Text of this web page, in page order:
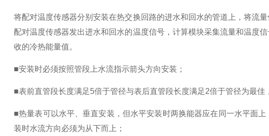
将配对温度传感器分别安装在热交换回路的进水和回水的管道上，将流
配对温度传感器发出进水和回水的温度信号，计算模块采集流量和温度
收的冷热能量值。
■安装时必须按照管段上水流指示箭头方向安装；
■表前直管段长度满足5倍于管径与表后直管段长度满足2倍于管径为最佳
■热量表可以水平、垂直安装，但水平安装时两换能器应在同一水平面
装时水流方向必须为从下而上；